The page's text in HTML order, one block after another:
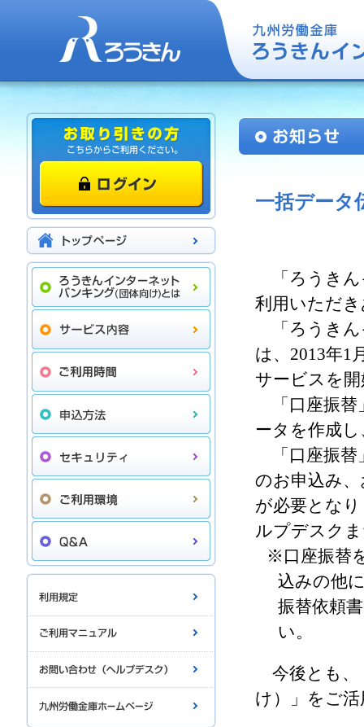
一括データ
「ろうきん
利用いただ
「ろうきん
は、2013年1
サービスを
「口座振替
ータを作成
「口座振替
のお申込み
が必要とな
ルプデスク
※口座振替
込みの他
振替依頼
い。
今後とも、
け）」をご